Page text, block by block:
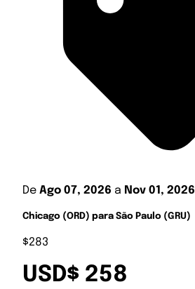
De Ago 07, 2026 a Nov 01, 2026
Chicago (ORD) para São Paulo (GRU)
$283
USD$ 258